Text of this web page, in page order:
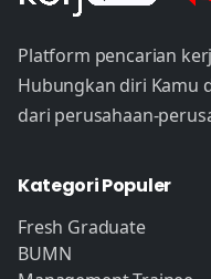
Platform pencarian
Hubungkan diri Kamu
dari perusahaan-
Kategori Populer
Fresh Graduate
BUMN